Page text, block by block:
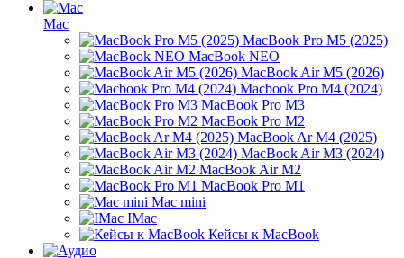
Mac
MacBook Pro M5 (2025)
MacBook NEO
MacBook Air M5 (2026)
Macbook Pro M4 (2024)
MacBook Pro M3
MacBook Pro M2
MacBook Ar M4 (2025)
MacBook Air M3 (2024)
MacBook Air M2
MacBook Pro M1
Mac mini
IMac
Кейсы к MacBook